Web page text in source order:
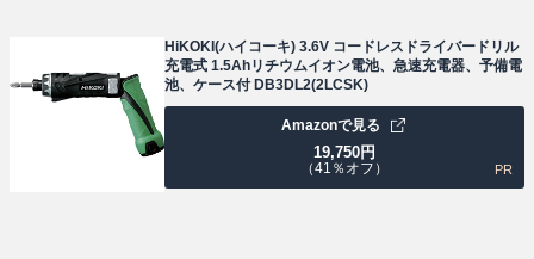
HiKOKI(ハイコーキ) 3.6V コードレスドライバードリル
充電式 1.5Ahリチウムイオン電池、急速充電器、予備電
池、ケース付 DB3DL2(2LCSK)
19,750円
（41％オフ）
Amazonで見る
PR